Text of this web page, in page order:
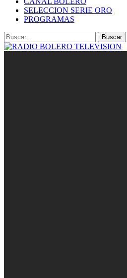
SELECCION SERIE ORO
PROGRAMAS